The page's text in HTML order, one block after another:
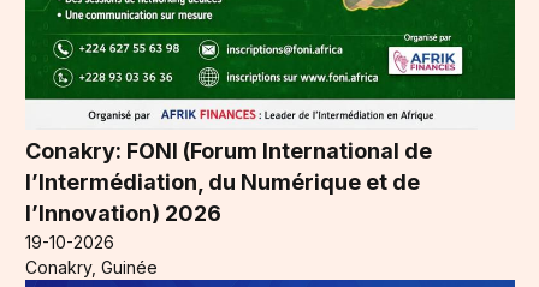
Conakry: FONI (Forum International de
l’Intermédiation, du Numérique et de
l’Innovation) 2026
19-10-2026
Conakry, Guinée